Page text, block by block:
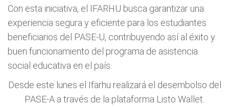
Con esta iniciativa, el IFARHU busca garantizar una
experiencia segura y eficiente para los estudiantes
beneficiarios del PASE-U, contribuyendo así al éxito y
buen funcionamiento del programa de asistencia
social educativa en el país.
Desde este lunes el Ifarhu realizará el desembolso del
PASE-A a través de la plataforma Listo Wallet.